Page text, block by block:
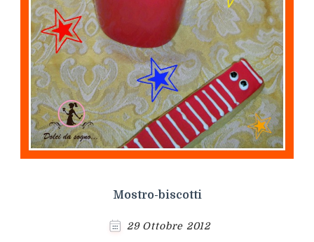
Mostro-biscotti
29 Ottobre 2012